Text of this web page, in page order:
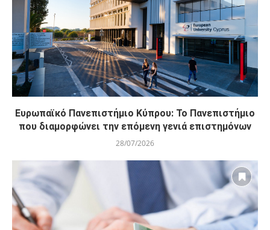
Ευρωπαϊκό Πανεπιστήμιο Κύπρου: Το Πανεπιστήμιο
που διαμορφώνει την επόμενη γενιά επιστημόνων
28/07/2026